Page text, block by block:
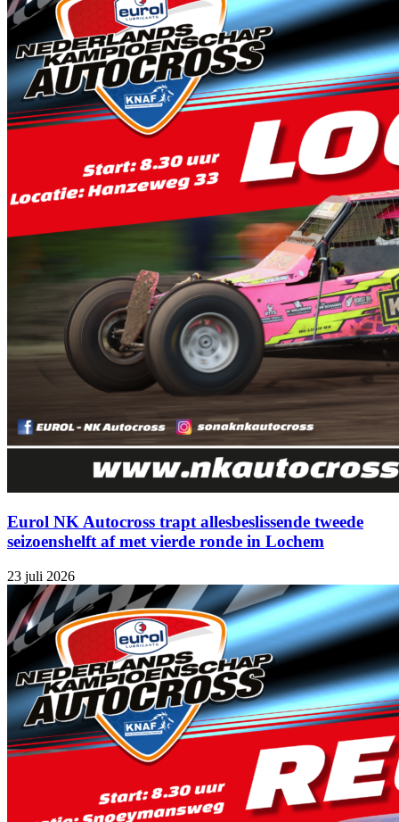
Eurol NK Autocross trapt allesbeslissende tweede
seizoenshelft af met vierde ronde in Lochem
23 juli 2026